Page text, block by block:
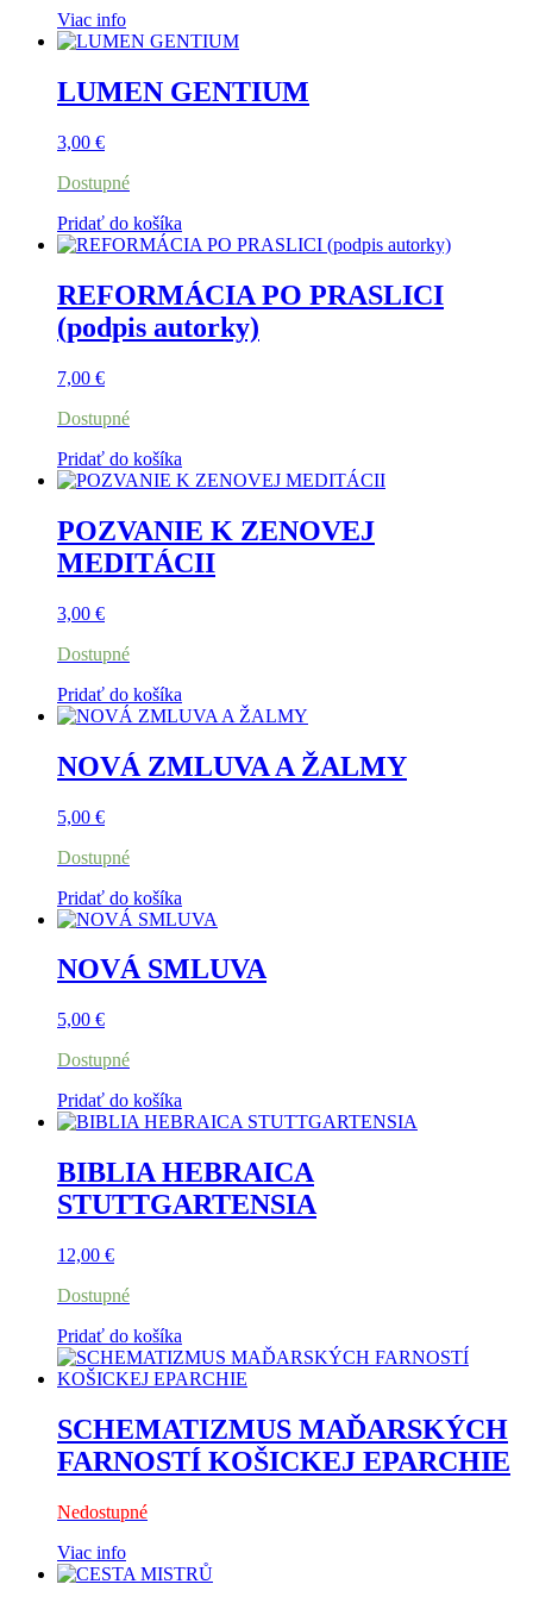
Viac info
LUMEN GENTIUM
3,00 €
Dostupné
Pridať do košíka
REFORMÁCIA PO PRASLICI
(podpis autorky)
7,00 €
Dostupné
Pridať do košíka
POZVANIE K ZENOVEJ
MEDITÁCII
3,00 €
Dostupné
Pridať do košíka
NOVÁ ZMLUVA A ŽALMY
5,00 €
Dostupné
Pridať do košíka
NOVÁ SMLUVA
5,00 €
Dostupné
Pridať do košíka
BIBLIA HEBRAICA
STUTTGARTENSIA
12,00 €
Dostupné
Pridať do košíka
SCHEMATIZMUS MAĎARSKÝCH
FARNOSTÍ KOŠICKEJ EPARCHIE
Nedostupné
Viac info